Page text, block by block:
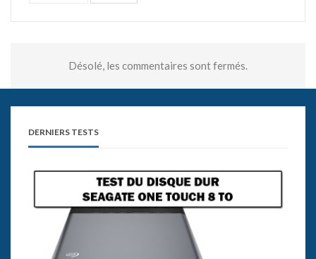
Désolé, les commentaires sont fermés.
DERNIERS TESTS